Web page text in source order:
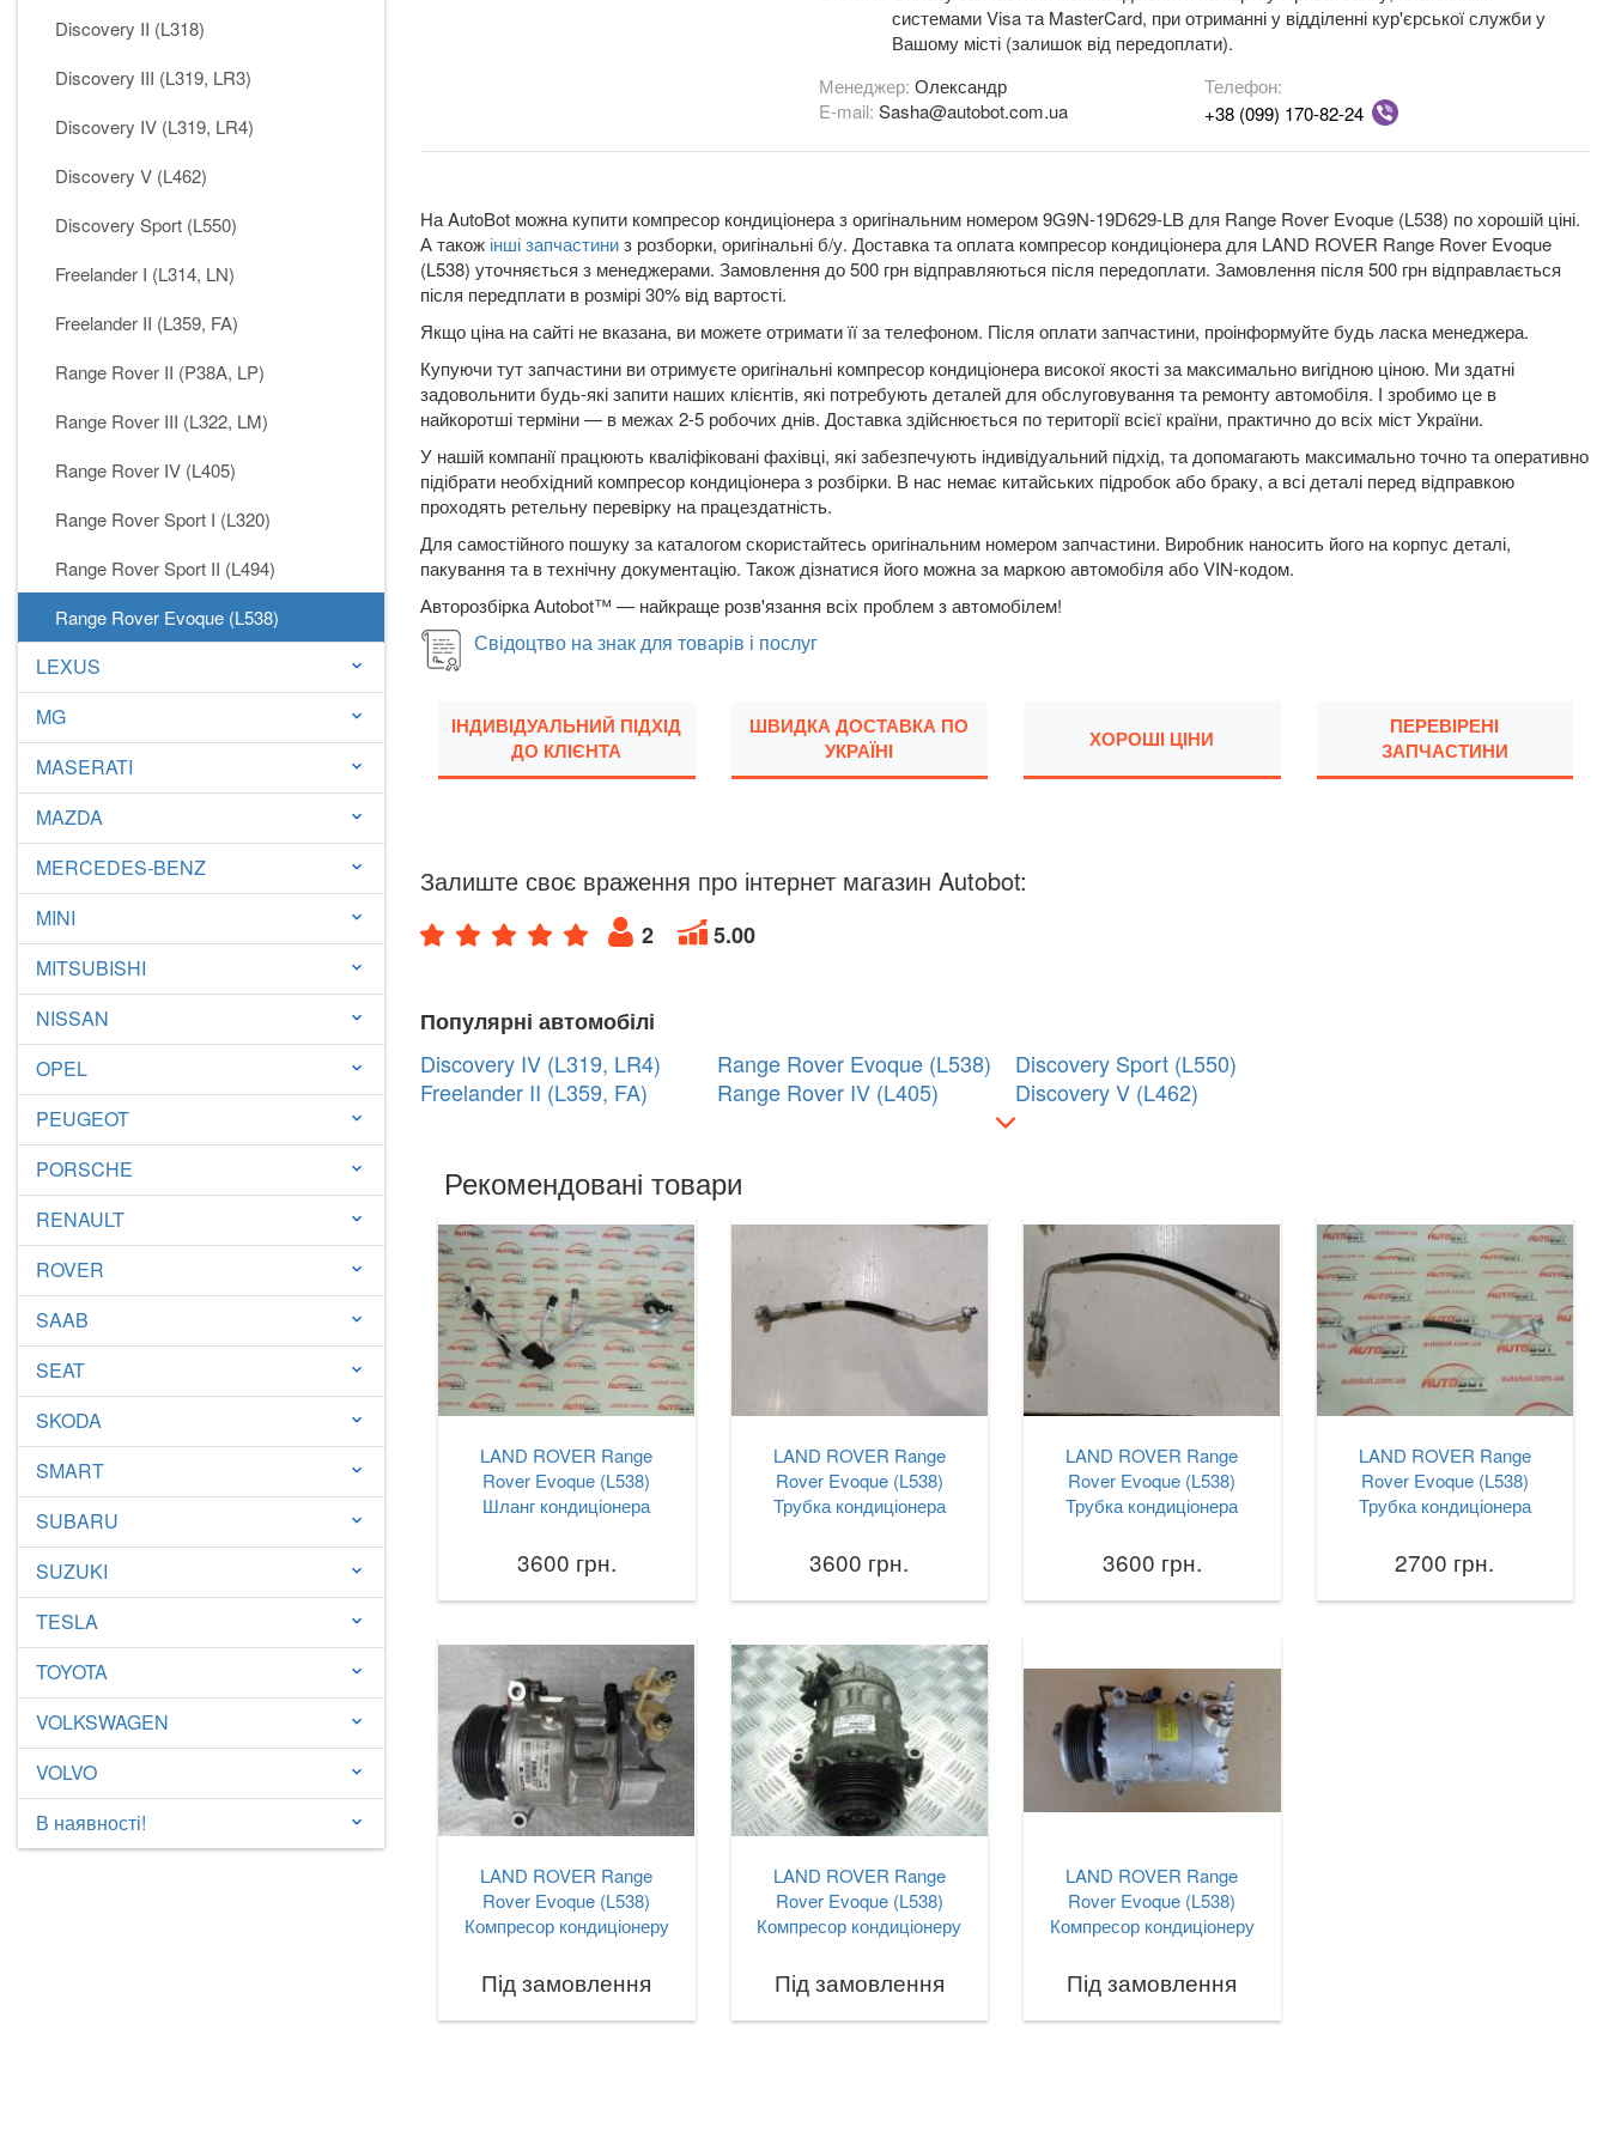
Discovery II (L318)
Discovery III (L319, LR3)
Discovery IV (L319, LR4)
Discovery V (L462)
Discovery Sport (L550)
Freelander I (L314, LN)
Freelander II (L359, FA)
Range Rover II (P38A, LP)
Range Rover III (L322, LM)
Range Rover IV (L405)
Range Rover Sport I (L320)
Range Rover Sport II (L494)
Range Rover Evoque (L538)
LEXUS keyboard_arrow_down
MG keyboard_arrow_down
MASERATI keyboard_arrow_down
MAZDA keyboard_arrow_down
MERCEDES-BENZ keyboard_arrow_down
MINI keyboard_arrow_down
MITSUBISHI keyboard_arrow_down
NISSAN keyboard_arrow_down
OPEL keyboard_arrow_down
PEUGEOT keyboard_arrow_down
PORSCHE keyboard_arrow_down
RENAULT keyboard_arrow_down
ROVER keyboard_arrow_down
SAAB keyboard_arrow_down
SEAT keyboard_arrow_down
SKODA keyboard_arrow_down
SMART keyboard_arrow_down
SUBARU keyboard_arrow_down
SUZUKI keyboard_arrow_down
TESLA keyboard_arrow_down
TOYOTA keyboard_arrow_down
VOLKSWAGEN keyboard_arrow_down
VOLVO keyboard_arrow_down
В наявності! keyboard_arrow_down
системами Visa та MasterCard, при отриманні у відділенні кур'єрської служби у
Вашому місті (залишок від передоплати).
Менеджер: Олександр
E-mail: Sasha@autobot.com.ua
Телефон:
+38 (099) 170-82-24
На AutoBot можна купити компресор кондиціонера з оригінальним номером 9G9N-19D629-LB для Range Rover Evoque (L538) по хорошій ціні.
А також інші запчастиниз розборки, оригінальні б/у. Доставка та оплата компресор кондиціонера для LAND ROVER Range Rover Evoque
(L538) уточняється з менеджерами. Замовлення до 500 грн відправляються після передоплати. Замовлення після 500 грн відправлається
після передплати в розмірі 30% від вартості.
Якщо ціна на сайті не вказана, ви можете отримати її за телефоном. Після оплати запчастини, проінформуйте будь ласка менеджера.
Купуючи тут запчастини ви отримуєте оригінальні компресор кондиціонера високої якості за максимально вигідною ціною. Ми здатні
задовольнити будь-які запити наших клієнтів, які потребують деталей для обслуговування та ремонту автомобіля. І зробимо це в
найкоротші терміни — в межах 2-5 робочих днів. Доставка здійснюється по території всієї країни, практично до всіх міст України.
У нашій компанії працюють кваліфіковані фахівці, які забезпечують індивідуальний підхід, та допомагають максимально точно та оперативно
підібрати необхідний компресор кондиціонера з розбірки. В нас немає китайських підробок або браку, а всі деталі перед відправкою
проходять ретельну перевірку на працездатність.
Для самостійного пошуку за каталогом скористайтесь оригінальним номером запчастини. Виробник наносить його на корпус деталі,
пакування та в технічну документацію. Також дізнатися його можна за маркою автомобіля або VIN-кодом.
Авторозбірка Autobot™ — найкраще розв'язання всіх проблем з автомобілем!
Свідоцтво на знак для товарів і послуг
ІНДИВІДУАЛЬНИЙ ПІДХІД
ДО КЛІЄНТА
ШВИДКА ДОСТАВКА ПО
УКРАЇНІ
ХОРОШІ ЦІНИ
ПЕРЕВІРЕНІ
ЗАПЧАСТИНИ
Залиште своє враження про інтернет магазин Autobot:
2 5.00
Популярні автомобілі
Discovery IV (L319, LR4)
Freelander II (L359, FA)
Range Rover Evoque (L538)
Range Rover IV (L405)
Discovery Sport (L550)
Discovery V (L462)
Рекомендовані товари
LAND ROVER Range
Rover Evoque (L538)
Шланг кондиціонера
3600 грн.
LAND ROVER Range
Rover Evoque (L538)
Трубка кондиціонера
3600 грн.
LAND ROVER Range
Rover Evoque (L538)
Трубка кондиціонера
3600 грн.
LAND ROVER Range
Rover Evoque (L538)
Трубка кондиціонера
2700 грн.
LAND ROVER Range
Rover Evoque (L538)
Компресор кондиціонеру
Під замовлення
LAND ROVER Range
Rover Evoque (L538)
Компресор кондиціонеру
Під замовлення
LAND ROVER Range
Rover Evoque (L538)
Компресор кондиціонеру
Під замовлення